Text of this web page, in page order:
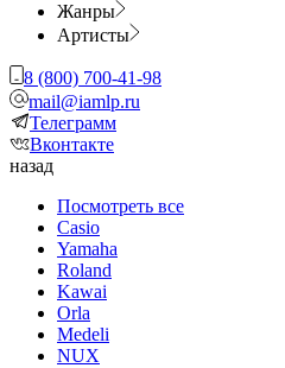
Жанры
Артисты
8 (800) 700-41-98
mail@iamlp.ru
Телеграмм
Вконтакте
назад
Посмотреть все
Casio
Yamaha
Roland
Kawai
Orla
Medeli
NUX